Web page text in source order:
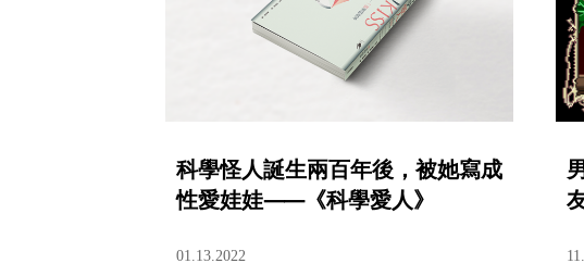
科學怪人誕生兩百年後，被她寫成
性愛娃娃⸺《科學愛人》
01.13.2022